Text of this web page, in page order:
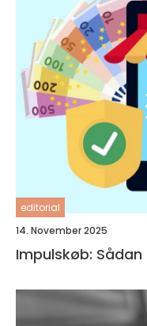
editorial
14. November 2025
Impulskøb: